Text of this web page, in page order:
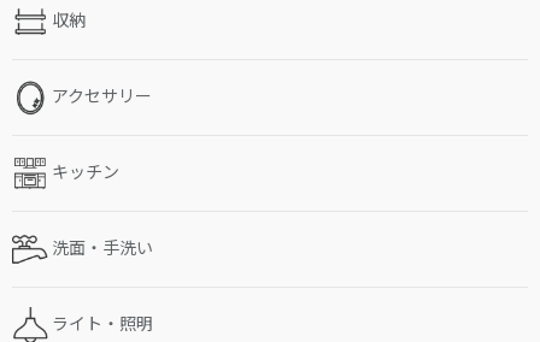
収納
アクセサリー
キッチン
洗面・手洗い
ライト・照明